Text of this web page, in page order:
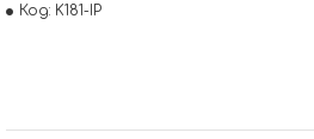
Код: K181-IP